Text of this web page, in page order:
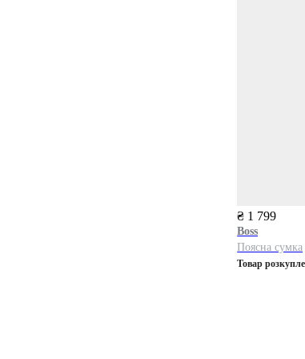
₴ 1 799
Boss
Поясна сумка
Товар